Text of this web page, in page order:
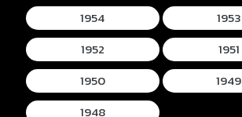
1954
1953
1952
1951
1950
1949
1948